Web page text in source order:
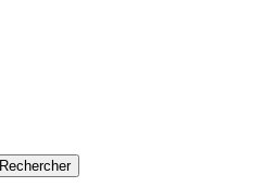
Rechercher